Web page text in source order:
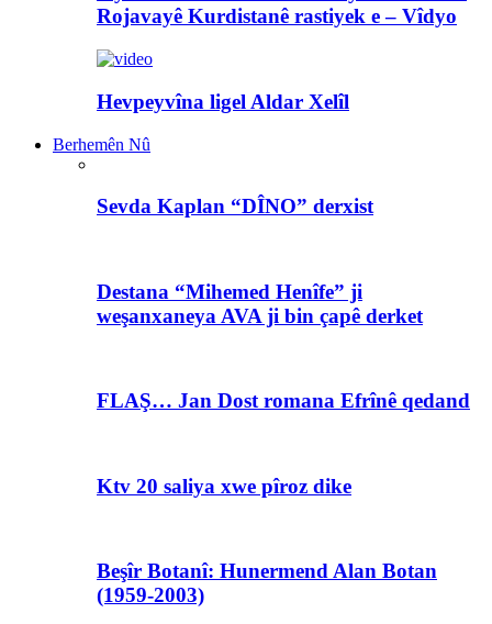
Rojavayê Kurdistanê rastiyek e – Vîdyo
Hevpeyvîna ligel Aldar Xelîl
Berhemên Nû
Sevda Kaplan “DÎNO” derxist
Destana “Mihemed Henîfe” ji
weşanxaneya AVA ji bin çapê derket
FLAŞ… Jan Dost romana Efrînê qedand
Ktv 20 saliya xwe pîroz dike
Beşîr Botanî: Hunermend Alan Botan
(1959-2003)